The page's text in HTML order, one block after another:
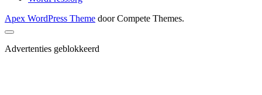
Apex WordPress Theme door Compete Themes.
Scroll
naar
boven
Advertenties geblokkeerd